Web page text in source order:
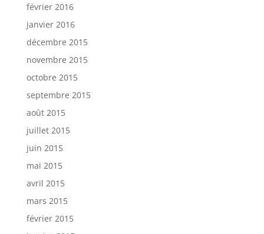
février 2016
janvier 2016
décembre 2015
novembre 2015
octobre 2015
septembre 2015
août 2015
juillet 2015
juin 2015
mai 2015
avril 2015
mars 2015
février 2015